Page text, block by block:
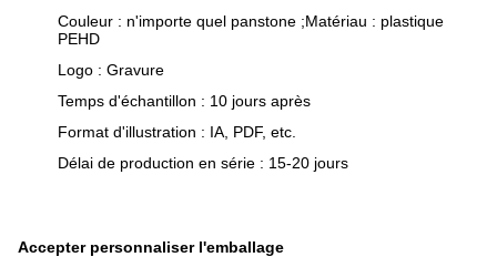
Couleur : n'importe quel panstone ;Matériau : plastique
PEHD
Logo : Gravure
Temps d'échantillon : 10 jours après
Format d'illustration : IA, PDF, etc.
Délai de production en série : 15-20 jours
Accepter personnaliser l'emballage